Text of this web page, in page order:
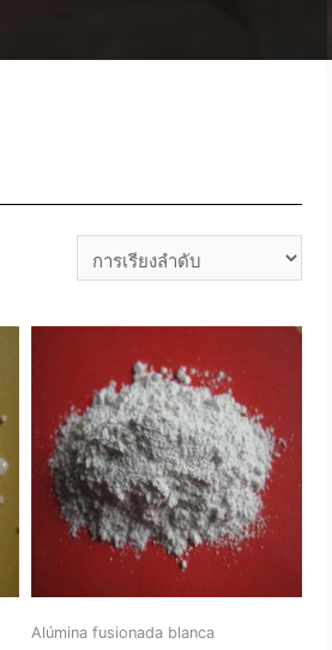
Alúmina fusionada blanca